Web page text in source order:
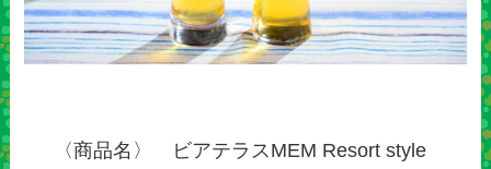
〈商品名〉 ビアテラスMEM Resort style